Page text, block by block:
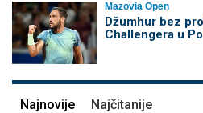
Mazovia Open
Džumhur bez
Challengera u
Najnovije Najčitanije